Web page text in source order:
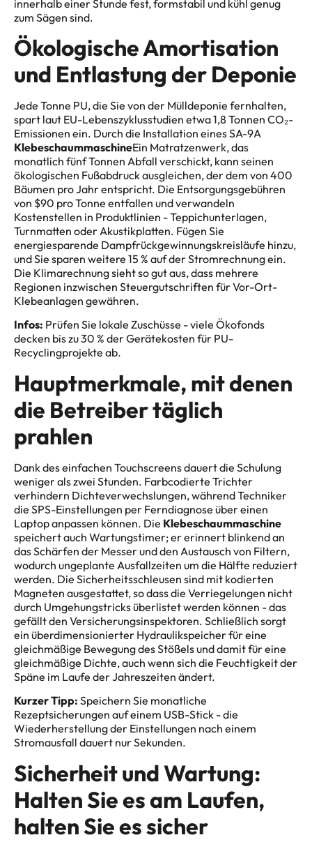
innerhalb einer Stunde fest, formstabil und kühl genug
zum Sägen sind.
Ökologische Amortisation
und Entlastung der Deponie
Jede Tonne PU, die Sie von der Mülldeponie fernhalten,
spart laut EU-Lebenszyklusstudien etwa 1,8 Tonnen CO₂-
Emissionen ein. Durch die Installation eines SA-9A
KlebeschaummaschineEin Matratzenwerk, das
monatlich fünf Tonnen Abfall verschickt, kann seinen
ökologischen Fußabdruck ausgleichen, der dem von 400
Bäumen pro Jahr entspricht. Die Entsorgungsgebühren
von $90 pro Tonne entfallen und verwandeln
Kostenstellen in Produktlinien - Teppichunterlagen,
Turnmatten oder Akustikplatten. Fügen Sie
energiesparende Dampfrückgewinnungskreisläufe hinzu,
und Sie sparen weitere 15 % auf der Stromrechnung ein.
Die Klimarechnung sieht so gut aus, dass mehrere
Regionen inzwischen Steuergutschriften für Vor-Ort-
Klebeanlagen gewähren.
Infos: Prüfen Sie lokale Zuschüsse - viele Ökofonds
decken bis zu 30 % der Gerätekosten für PU-
Recyclingprojekte ab.
Hauptmerkmale, mit denen
die Betreiber täglich
prahlen
Dank des einfachen Touchscreens dauert die Schulung
weniger als zwei Stunden. Farbcodierte Trichter
verhindern Dichteverwechslungen, während Techniker
die SPS-Einstellungen per Ferndiagnose über einen
Laptop anpassen können. Die Klebeschaummaschine
speichert auch Wartungstimer; er erinnert blinkend an
das Schärfen der Messer und den Austausch von Filtern,
wodurch ungeplante Ausfallzeiten um die Hälfte reduziert
werden. Die Sicherheitsschleusen sind mit kodierten
Magneten ausgestattet, so dass die Verriegelungen nicht
durch Umgehungstricks überlistet werden können - das
gefällt den Versicherungsinspektoren. Schließlich sorgt
ein überdimensionierter Hydraulikspeicher für eine
gleichmäßige Bewegung des Stößels und damit für eine
gleichmäßige Dichte, auch wenn sich die Feuchtigkeit der
Späne im Laufe der Jahreszeiten ändert.
Kurzer Tipp: Speichern Sie monatliche
Rezeptsicherungen auf einem USB-Stick - die
Wiederherstellung der Einstellungen nach einem
Stromausfall dauert nur Sekunden.
Sicherheit und Wartung:
Halten Sie es am Laufen,
halten Sie es sicher